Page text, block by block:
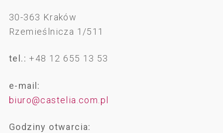
30-363 Kraków
Rzemieślnicza 1/511
tel.: +48 12 655 13 53
e-mail:
biuro@castelia.com.pl
Godziny otwarcia: